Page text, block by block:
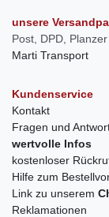
unsere
Post, DPD, Planzer
Marti Transport
Kundenservice
Kontakt
Fragen und
wertvolle Infos
kostenloser
Hilfe zum
Link zu unserem
Reklamationen